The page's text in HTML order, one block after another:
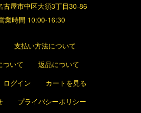
古屋市中区大須3丁目30-86
業時間 10:00-16:30
支払い方法について
ついて
返品について
ログイン
カートを見る
プライバシーポリシー